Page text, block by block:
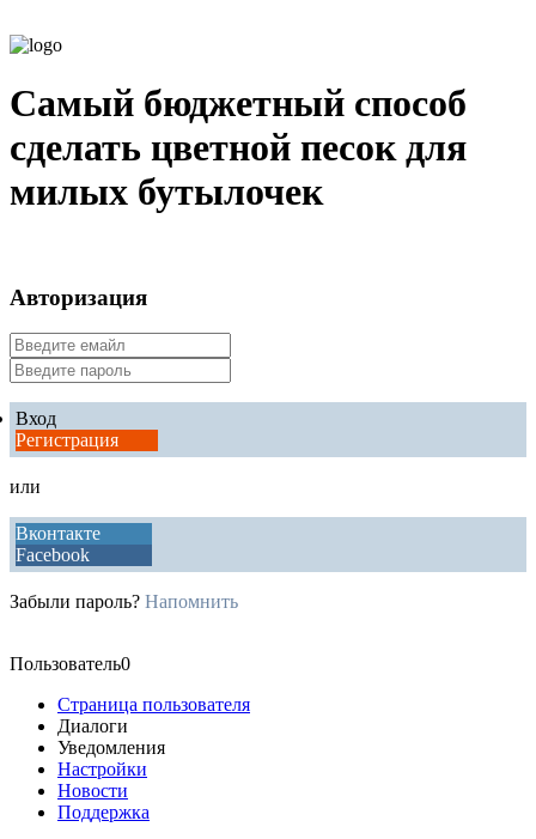
Самый бюджетный способ
сделать цветной песок для
милых бутылочек
Авторизация
Вход
Регистрация
или
Вконтакте
Facebook
Забыли пароль? Напомнить
Пользователь0
Страница пользователя
Диалоги
Уведомления
Настройки
Новости
Поддержка